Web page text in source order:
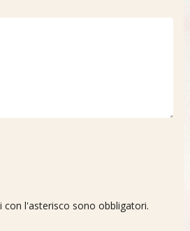
l'asterisco sono obbligatori.